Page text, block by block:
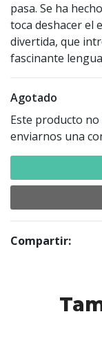
pasa. Se ha
toca deshacer el
divertida, que
fascinante
Agotado
Este producto
enviarnos una
Compartir: